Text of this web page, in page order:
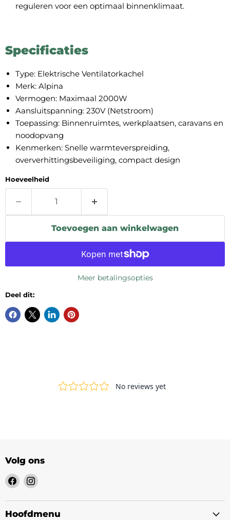
reguleren voor een optimaal binnenklimaat.
Specificaties
Type: Elektrische Ventilatorkachel
Merk: Alpina
Vermogen: Maximaal 2000W
Aansluitspanning: 230V (Netstroom)
Toepassing: Binnenruimtes, werkplaatsen, caravans en
noodopvang
Kenmerken: Snelle warmteverspreiding,
oververhittingsbeveiliging, compact design
Hoeveelheid
Toevoegen aan winkelwagen
Meer betalingsopties
Deel dit:
Volg ons
Vind
ons
op
Facebook
Vind
op
Instagram
Hoofdmenu